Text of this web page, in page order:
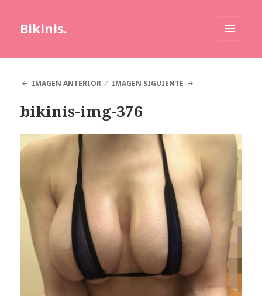
Bikinis.
IMAGEN ANTERIOR
IMAGEN SIGUIENTE
bikinis-img-376